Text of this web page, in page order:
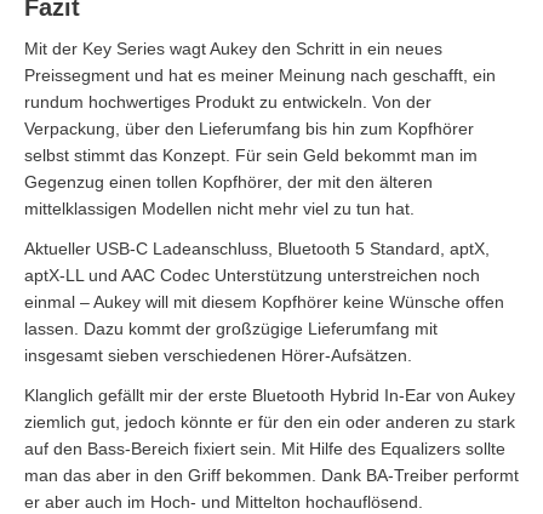
Fazit
Mit der Key Series wagt Aukey den Schritt in ein neues
Preissegment und hat es meiner Meinung nach geschafft, ein
rundum hochwertiges Produkt zu entwickeln. Von der
Verpackung, über den Lieferumfang bis hin zum Kopfhörer
selbst stimmt das Konzept. Für sein Geld bekommt man im
Gegenzug einen tollen Kopfhörer, der mit den älteren
mittelklassigen Modellen nicht mehr viel zu tun hat.
Aktueller USB-C Ladeanschluss, Bluetooth 5 Standard, aptX,
aptX-LL und AAC Codec Unterstützung unterstreichen noch
einmal – Aukey will mit diesem Kopfhörer keine Wünsche offen
lassen. Dazu kommt der großzügige Lieferumfang mit
insgesamt sieben verschiedenen Hörer-Aufsätzen.
Klanglich gefällt mir der erste Bluetooth Hybrid In-Ear von Aukey
ziemlich gut, jedoch könnte er für den ein oder anderen zu stark
auf den Bass-Bereich fixiert sein. Mit Hilfe des Equalizers sollte
man das aber in den Griff bekommen. Dank BA-Treiber performt
er aber auch im Hoch- und Mittelton hochauflösend.